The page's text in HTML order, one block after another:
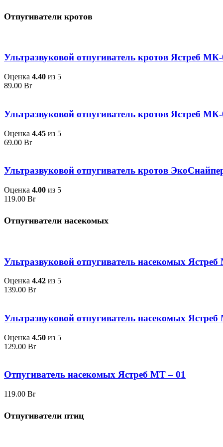
Отпугиватели кротов
Ультразвуковой отпугиватель кротов Ястреб
Оценка 4.40 из 5
89.00 Br
Ультразвуковой отпугиватель кротов Ястреб МК-
Оценка 4.45 из 5
69.00 Br
Ультразвуковой отпугиватель кротов
Оценка 4.00 из 5
119.00 Br
Отпугиватели насекомых
Ультразвуковой отпугиватель насекомых
Оценка 4.42 из 5
139.00 Br
Ультразвуковой отпугиватель насекомых
Оценка 4.50 из 5
129.00 Br
Отпугиватель насекомых Ястреб МТ – 01
119.00 Br
Отпугиватели птиц